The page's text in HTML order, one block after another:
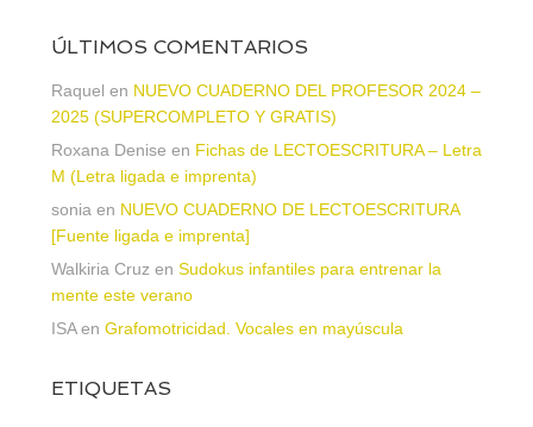
ÚLTIMOS COMENTARIOS
Raquel en NUEVO CUADERNO DEL PROFESOR 2024 –
2025 (SUPERCOMPLETO Y GRATIS)
Roxana Denise en Fichas de LECTOESCRITURA – Letra
M (Letra ligada e imprenta)
sonia en NUEVO CUADERNO DE LECTOESCRITURA
[Fuente ligada e imprenta]
Walkiria Cruz en Sudokus infantiles para entrenar la
mente este verano
ISAen Grafomotricidad. Vocales en mayúscula
ETIQUETAS